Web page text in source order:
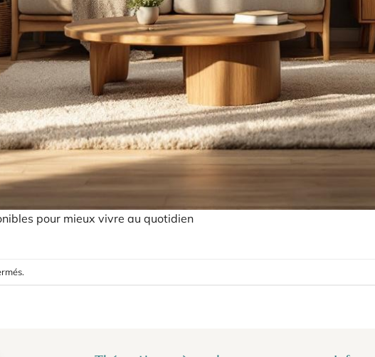
pour mieux vivre au quotidien